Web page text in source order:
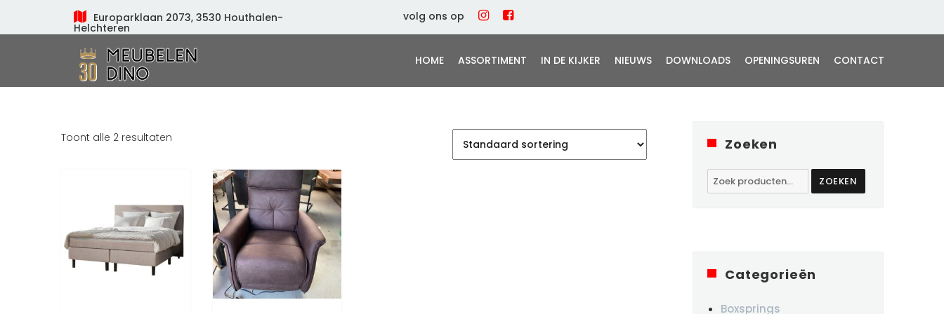
Europarklaan 2073, 3530 Houthalen-
Helchteren
volg ons op
HOME ASSORTIMENT IN DE KIJKER NIEUWS DOWNLOADS OPENINGSUREN CONTACT
Toont alle 2 resultaten Zoeken
Zoeken
naar:
ZOEKEN
Categorieën
Boxsprings